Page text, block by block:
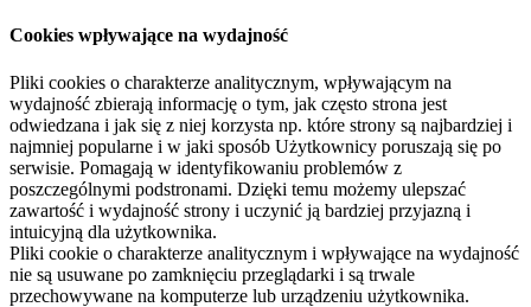
Cookies wpływające na wydajność
Pliki cookies o charakterze analitycznym, wpływającym na
wydajność zbierają informację o tym, jak często strona jest
odwiedzana i jak się z niej korzysta np. które strony są najbardziej i
najmniej popularne i w jaki sposób Użytkownicy poruszają się po
serwisie. Pomagają w identyfikowaniu problemów z
poszczególnymi podstronami. Dzięki temu możemy ulepszać
zawartość i wydajność strony i uczynić ją bardziej przyjazną i
intuicyjną dla użytkownika.
Pliki cookie o charakterze analitycznym i wpływające na wydajność
nie są usuwane po zamknięciu przeglądarki i są trwale
przechowywane na komputerze lub urządzeniu użytkownika.